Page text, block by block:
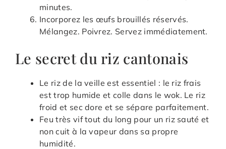
minutes.
Incorporez les œufs brouillés réservés.
Mélangez. Poivrez. Servez immédiatement.
Le secret du riz cantonais
Le riz de la veille est essentiel : le riz frais
est trop humide et colle dans le wok. Le riz
froid et sec dore et se sépare parfaitement.
Feu très vif tout du long pour un riz sauté et
non cuit à la vapeur dans sa propre
humidité.